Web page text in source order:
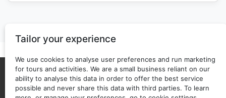
Tailor your experience
We use cookies to analyse user preferences and run marketing
for tours and activities. We are a small business reliant on our
ability to analyse this data in order to offer the best service
possible and never share this data with third parties. To learn
Über uns Privacy policy
Copyright © 2025 - 2026 ticketguide.co Back to top